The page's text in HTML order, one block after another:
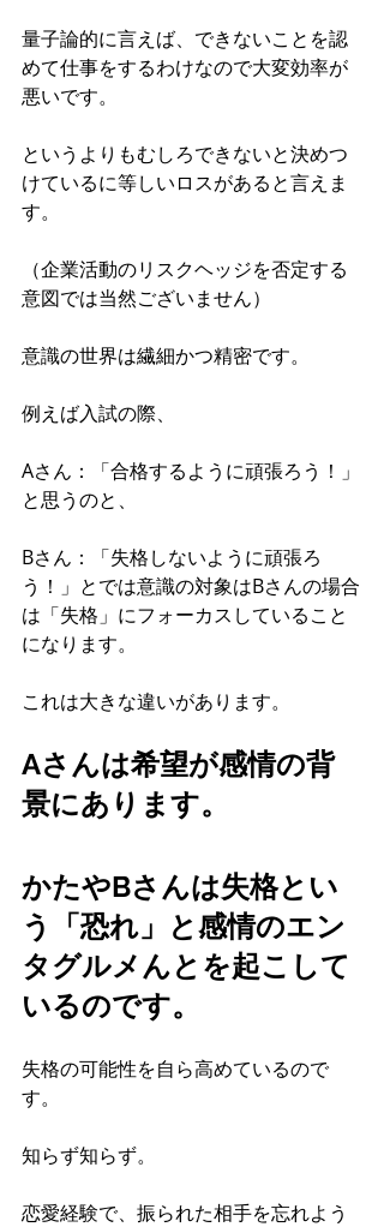
量子論的に言えば、できないことを認
めて仕事をするわけなので大変効率が
悪いです。
というよりもむしろできないと決めつ
けているに等しいロスがあると言えま
す。
（企業活動のリスクヘッジを否定する
意図では当然ございません）
意識の世界は繊細かつ精密です。
例えば入試の際、
Aさん：「合格するように頑張ろう！」
と思うのと、
Bさん：「失格しないように頑張ろ
う！」とでは意識の対象はBさんの場合
は「失格」にフォーカスしていること
になります。
これは大きな違いがあります。
Aさんは希望が感情の背
景にあります。
かたやBさんは失格とい
う「恐れ」と感情のエン
タグルメんとを起こして
いるのです。
失格の可能性を自ら高めているので
す。
知らず知らず。
恋愛経験で、振られた相手を忘れよう